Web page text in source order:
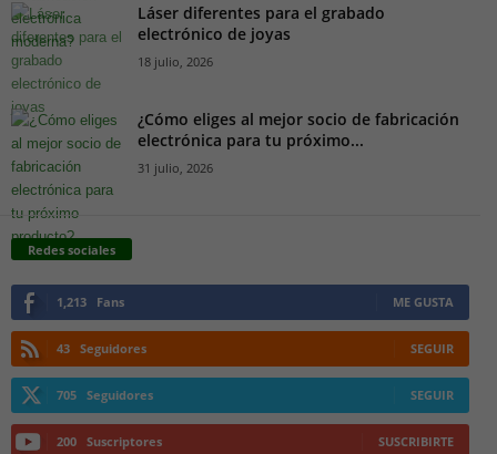
Láser diferentes para el grabado
electrónico de joyas
18 julio, 2026
¿Cómo eliges al mejor socio de fabricación
electrónica para tu próximo...
31 julio, 2026
Redes sociales
1,213 Fans ME GUSTA
43 Seguidores SEGUIR
705 Seguidores SEGUIR
200 Suscriptores SUSCRIBIRTE